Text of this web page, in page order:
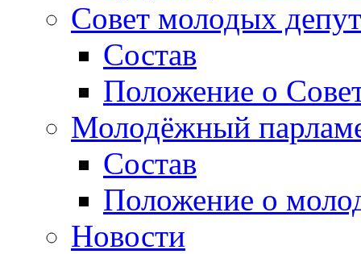
Совет молодых
Состав
Положение о
Молодёжный
Состав
Положение о
Новости